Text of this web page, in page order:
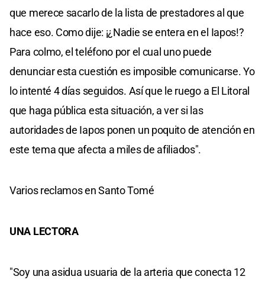
que merece sacarlo de la lista de prestadores al que
hace eso. Como dije: ¡¿Nadie se entera en el Iapos!?
Para colmo, el teléfono por el cual uno puede
denunciar esta cuestión es imposible comunicarse. Yo
lo intenté 4 días seguidos. Así que le ruego a El Litoral
que haga pública esta situación, a ver si las
autoridades de Iapos ponen un poquito de atención en
este tema que afecta a miles de afiliados".
Varios reclamos en Santo Tomé
UNA LECTORA
"Soy una asidua usuaria de la arteria que conecta 12